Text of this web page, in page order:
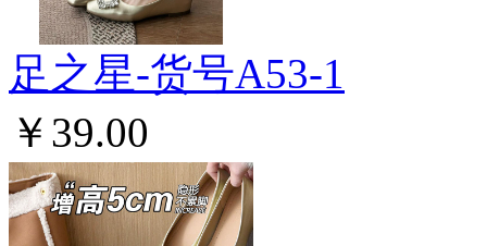
足之星-货号A53-1
￥39.00